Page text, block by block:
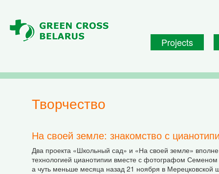
Projects
творчество
На своей земле: знакомство с
Два проекта «Школьный сад» и «На своей земле»
технологией цианотипии вместе с фотографом
а чуть меньше месяца назад 21 ноября в Мерецковской